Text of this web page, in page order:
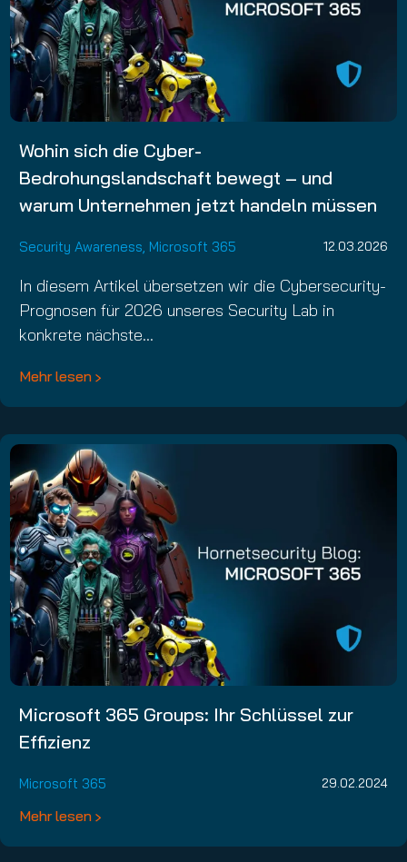
Wohin sich die Cyber-
Bedrohungslandschaft bewegt – und
warum Unternehmen jetzt handeln müssen
Security Awareness Microsoft 365 12.03.2026
In diesem Artikel übersetzen wir die Cybersecurity-
Prognosen für 2026 unseres Security Lab in
konkrete nächste…
Mehr lesen
Microsoft 365 Groups: Ihr Schlüssel zur
Effizienz
Microsoft 365 29.02.2024
Mehr lesen